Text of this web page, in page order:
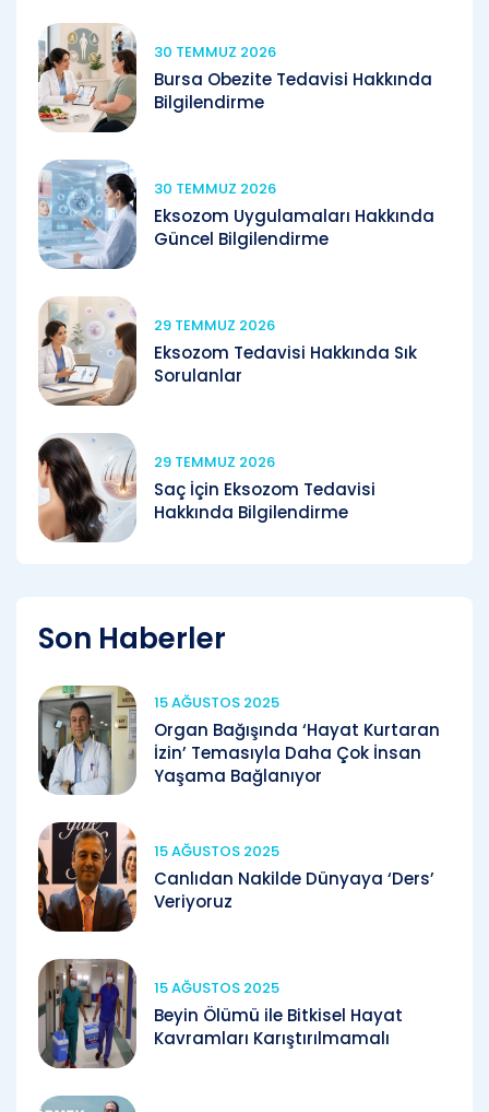
30 TEMMUZ 2026
Bursa Obezite Tedavisi Hakkında
Bilgilendirme
30 TEMMUZ 2026
Eksozom Uygulamaları Hakkında
Güncel Bilgilendirme
29 TEMMUZ 2026
Eksozom Tedavisi Hakkında Sık
Sorulanlar
29 TEMMUZ 2026
Saç İçin Eksozom Tedavisi
Hakkında Bilgilendirme
Son Haberler
15 AĞUSTOS 2025
Organ Bağışında ‘Hayat Kurtaran
İzin’ Temasıyla Daha Çok İnsan
Yaşama Bağlanıyor
15 AĞUSTOS 2025
Canlıdan Nakilde Dünyaya ‘Ders’
Veriyoruz
15 AĞUSTOS 2025
Beyin Ölümü ile Bitkisel Hayat
Kavramları Karıştırılmamalı